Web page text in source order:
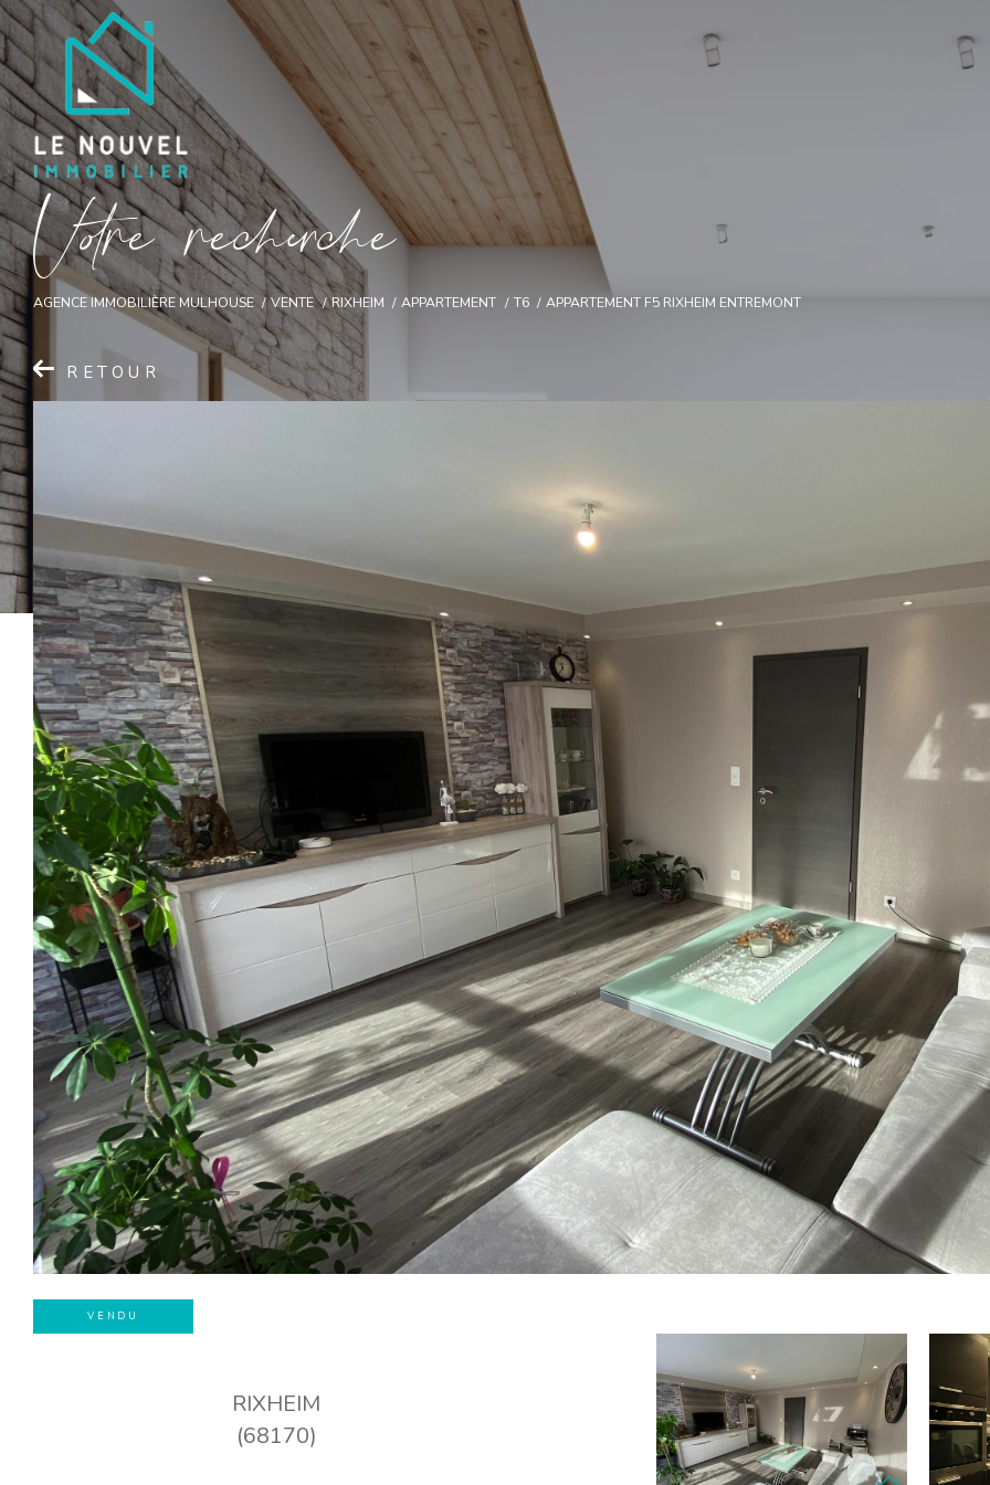
Vore recece
AGENCE IMMOBILIÈRE MULHOUSE VENTE RIXHEIM APPARTEMENT T6 APPARTEMENT F5 RIXHEIM ENTREMONT
RETOUR
VENDU
RIXHEIM
(68170)